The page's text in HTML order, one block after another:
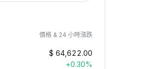
價格 & 24 小時漲跌
$ 64,622.00
+0.30%